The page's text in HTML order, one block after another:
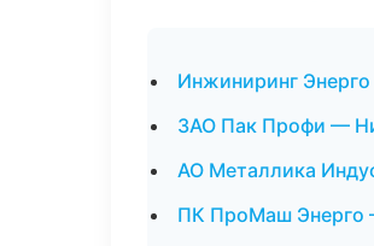
Инжиниринг
ЗАО Пак Профи —
АО Металлика
ПК ПроМаш Энерго